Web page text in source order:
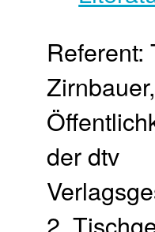
Referent:
der dtv
2.